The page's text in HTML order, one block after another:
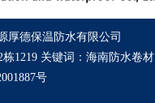
厚德保温防水有限公司
1219 关键词： 海南防水卷材
号